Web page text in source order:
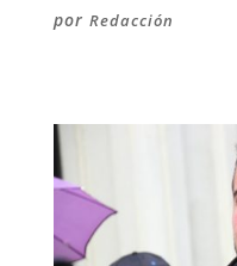
por Redacción